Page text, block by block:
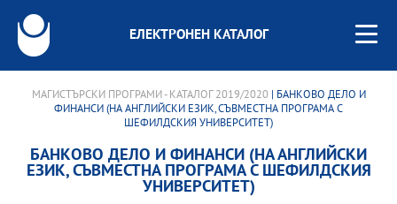
ЕЛЕКТРОНЕН КАТАЛОГ
МАГИСТЪРСКИ ПРОГРАМИ - КАТАЛОГ 2019/2020| БАНКОВО ДЕЛО И
ФИНАНСИ (НА АНГЛИЙСКИ ЕЗИК, СЪВМЕСТНА ПРОГРАМА С
ШЕФИЛДСКИЯ УНИВЕРСИТЕТ)
БАНКОВО ДЕЛО И ФИНАНСИ (НА АНГЛИЙСКИ
ЕЗИК, СЪВМЕСТНА ПРОГРАМА С ШЕФИЛДСКИЯ
УНИВЕРСИТЕТ)